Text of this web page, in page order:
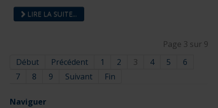
LIRE LA SUITE...
Page 3 sur 9
Début
Précédent 1 2 3 4 5
6
7
8 9 Suivant Fin
Naviguer